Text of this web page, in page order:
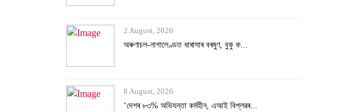
2 August, 2026
অৰুণাচল-নাগালেণ্ডত ধাৰাসাৰ বৰষুণ, বুকু ক...
8 August, 2026
‘দেশৰ ৮৩% অভিযন্তা কৰ্মহীন, এআই বিপ্লৱৰ...